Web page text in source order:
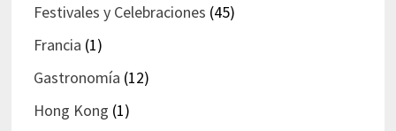
Festivales y Celebraciones (45)
Francia (1)
Gastronomía (12)
Hong Kong (1)